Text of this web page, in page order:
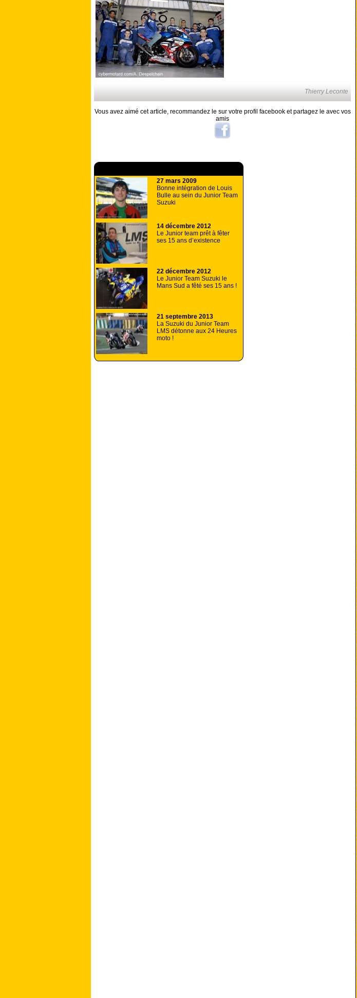
Thierry Leconte
Vous avez aimé cet article, recommandez le sur votre profil facebook et partagez le avec vos
amis
27 mars 2009
Bonne intégration de Louis
Bulle au sein du Junior Team
Suzuki
14 décembre 2012
Le Junior team prêt à fêter
ses 15 ans d’existence
22 décembre 2012
Le Junior Team Suzuki le
Mans Sud a fêté ses 15 ans !
21 septembre 2013
La Suzuki du Junior Team
LMS détonne aux 24 Heures
moto !